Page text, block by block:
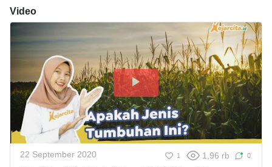
Video
22 September 2020 1 1,96 rb 0